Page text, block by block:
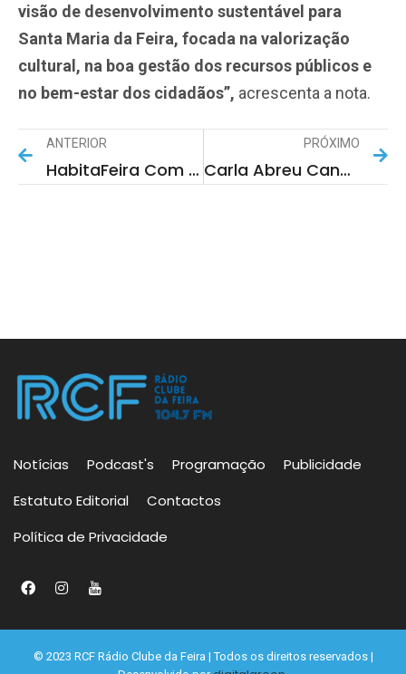
visão de desenvolvimento sustentável para
Santa Maria da Feira, focada na valorização
cultural, na boa gestão dos recursos públicos e
no bem-estar dos cidadãos”, acrescenta a nota.
ANTERIOR
HabitaFeira Com Mais De 60 Expositores No Europarque Durante O Fim-De-Semana
PRÓXIMO
Carla Abreu Candidata Da IL À Câmara De Santa Maria Da Feira
Notícias Podcast's Programação
Publicidade
Estatuto Editorial
Contactos
Política de Privacidade
© 2023 RCF Rádio Clube da Feira | Todos os direitos reservados |